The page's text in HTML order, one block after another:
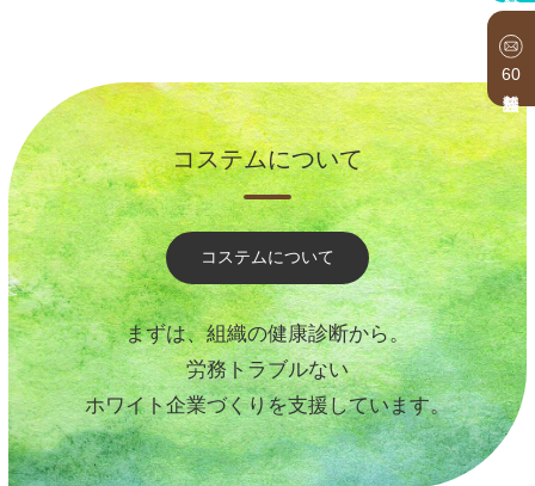
60
コステムについて
コステムについて
まずは、組織の健康診断から。
労務トラブルない
ホワイト企業づくりを支援しています。